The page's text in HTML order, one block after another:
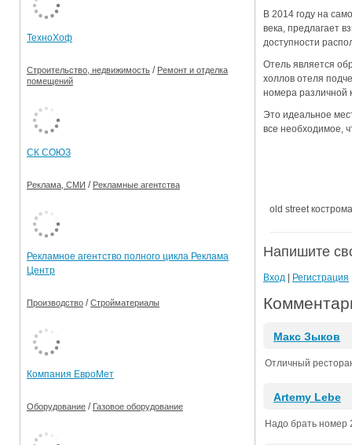
Ограничения движения транспорта на майские
Электронные транспортные карты
В 2014 году на
века, предлагает
доступности
Отель является
холлов отеля
номера различной
Это идеальное
все необходимое,
old street
Напишите
Вход Регистрация
Макс Зыков
Отличный
Artemy Lebe
Надо брать номер
ТехноХоф
Строительство, недвижимость / Ремонт и отделка
помещений
СК СОЮЗ
Реклама, СМИ / Рекламные агентства
Рекламное агентство полного цикла Реклама
Центр
Производство /Стройматериалы
Компания ЕвроМет
Оборудование / Газовое оборудование